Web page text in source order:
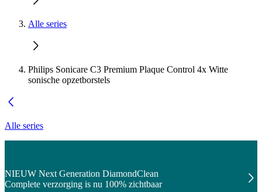
Alle series
Philips Sonicare C3 Premium Plaque Control 4x Witte
sonische opzetborstels
Alle series
NIEUW Next Generation DiamondClean
Complete verzorging is nu 100% zichtbaar